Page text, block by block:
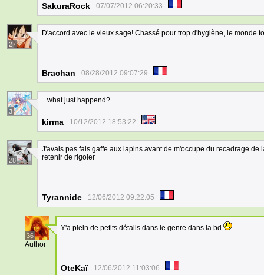
SakuraRock 07/07/2012 06:20:33
27
D'accord avec le vieux sage! Chassé pour trop d'hygiène, le monde
Brachan 08/28/2012 09:07:29
3
...what just happend?
kirma 10/12/2012 18:53:22
28
J'avais pas fais gaffe aux lapins avant de m'occupe du recadrage
retenir de rigoler
Tyrannide 12/06/2012 09:22:05
36
Author
Y'a plein de petits détails dans le genre dans la bd
OteKaï 12/06/2012 11:03:06